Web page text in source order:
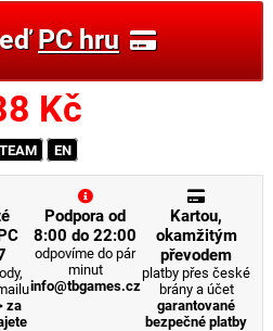
PC hru
Kč
EN
za
Podpora od
8:00 do 22:00
odpovíme do pár
minut
info@tbgames.cz
Kartou,
okamžitým
převodem
platby přes české
brány a účet
garantované
bezpečné platby